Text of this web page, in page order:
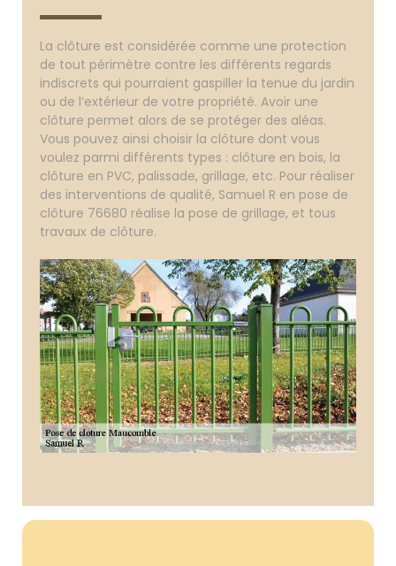
La clôture est considérée comme une protection
de tout périmètre contre les différents regards
indiscrets qui pourraient gaspiller la tenue du jardin
ou de l’extérieur de votre propriété. Avoir une
clôture permet alors de se protéger des aléas.
Vous pouvez ainsi choisir la clôture dont vous
voulez parmi différents types : clôture en bois, la
clôture en PVC, palissade, grillage, etc. Pour réaliser
des interventions de qualité, Samuel R en pose de
clôture 76680 réalise la pose de grillage, et tous
travaux de clôture.